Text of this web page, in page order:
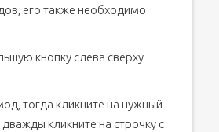
его также необходимо
кнопку слева сверху
тогда кликните на нужный
кликните на строчку с